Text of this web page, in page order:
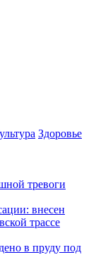
Здоровье
тревоги
внесен
трассе
в пруду под